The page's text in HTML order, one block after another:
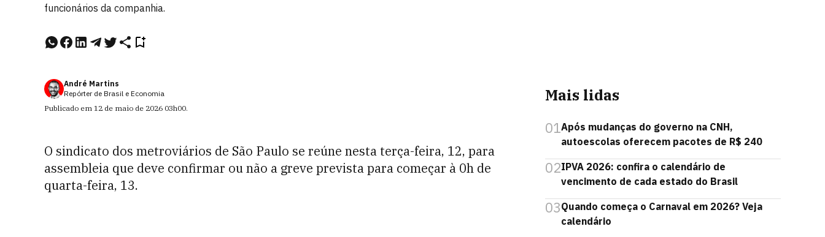
funcionários da companhia.
André Martins
Repórter de Brasil e Economia
Publicado em 12 de maio de 2026 03h00.
O sindicato dos metroviários de São Paulo se reúne nesta terça-feira, 12, para
assembleia que deve confirmar ou não a greve prevista para começar à 0h de
quarta-feira, 13.
Mais lidas
01Após mudanças do governo na CNH,
autoescolas oferecem pacotes de R$ 240
02IPVA 2026: confira o calendário de
vencimento de cada estado do Brasil
03Quando começa o Carnaval em 2026? Veja
calendário